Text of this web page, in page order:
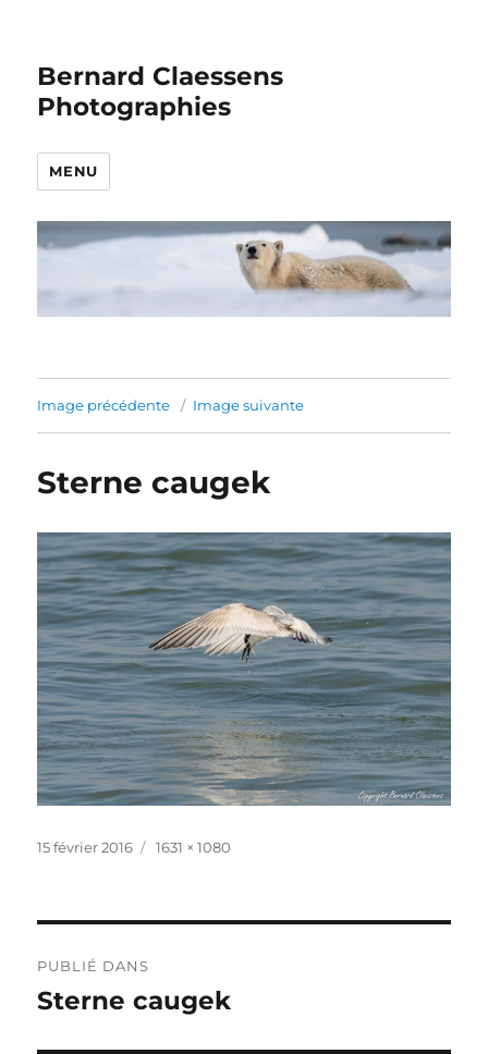
Bernard Claessens
Photographies
MENU
Image précédente Image suivante
Sterne caugek
Publié
15 février 2016
Taille
1631 × 1080
de
PUBLIÉ DANS
Sterne caugek